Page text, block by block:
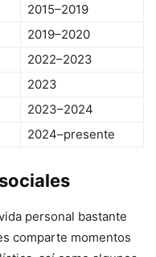
2015–2019
2019–2020
2022–2023
2023
2023–2024
2024–presente
personal bastante
comparte momentos